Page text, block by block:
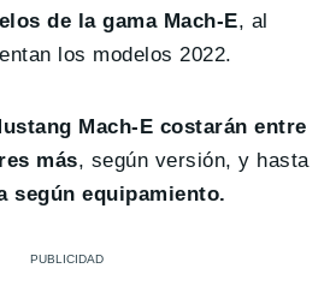
de la gama Mach-E, al
los modelos 2022.
Mach-E costarán entre
más, según versión, y hasta
según equipamiento.